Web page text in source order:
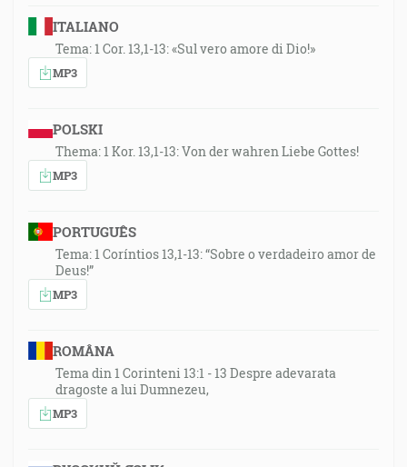
ITALIANO
Tema: 1 Cor. 13,1-13: «Sul vero amore di Dio!»
MP3
POLSKI
Thema: 1 Kor. 13,1-13: Von der wahren Liebe Gottes!
MP3
PORTUGUÊS
Tema: 1 Coríntios 13,1-13: “Sobre o verdadeiro amor de
Deus!”
MP3
ROMÂNA
Tema din 1 Corinteni 13:1 - 13 Despre adevarata
dragoste a lui Dumnezeu,
MP3